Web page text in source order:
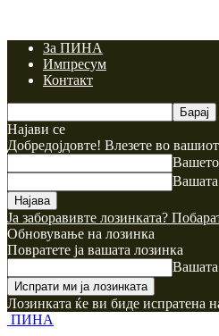
За ПИНА
Импресум
Контакт
Најави се
Добредојдовте! Влезете во
Ја заборавивте лозинката?
Обновување на лозинка
Повратете ја вашата лозинка
Вашата
Лозинката ќе ви биде испратена
ПИНА